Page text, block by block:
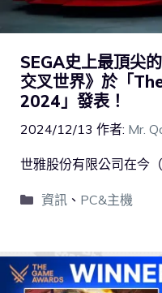
SEGA史上最頂尖
交叉世界》於「
2024」發表！
2024/12/13 作者: Mr.
世雅股份有限公司在今
資訊、 PC&主機